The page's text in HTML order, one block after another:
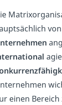
von
einen